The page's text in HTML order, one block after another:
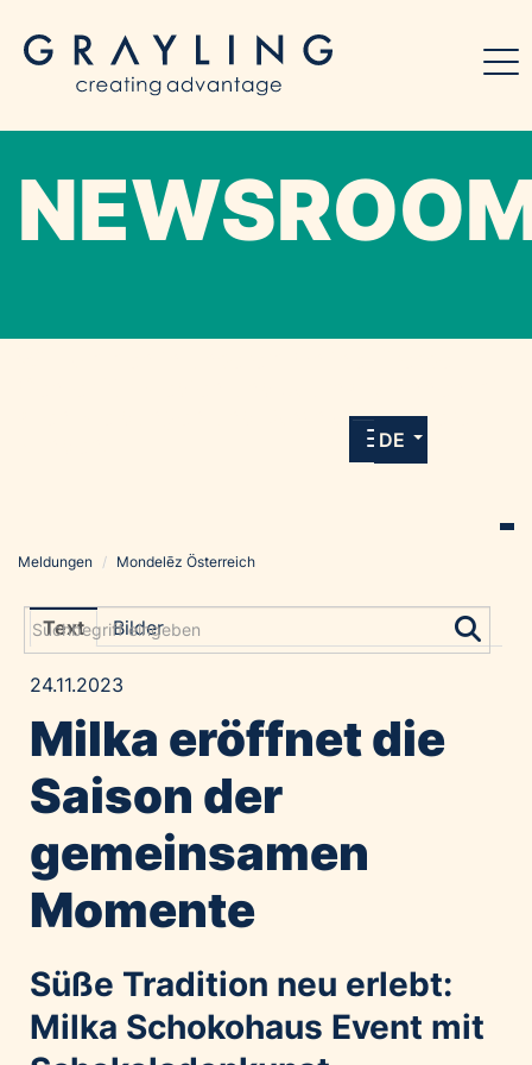
allen Meldungen und Downloads unserer
DE
Grayling Agentur
Amadeus Austrian Music Awards
Bolt
Constantia Flexibles
Costa Kreuzfahrten
Coveris
Emirates
Financial Times
GE HealthCare
Meldungen / Mondelēz Österreich
Text Bilder
24.11.2023
Milka eröffnet die
Saison der
gemeinsamen
Momente
Süße Tradition neu erlebt:
Milka Schokohaus Event mit